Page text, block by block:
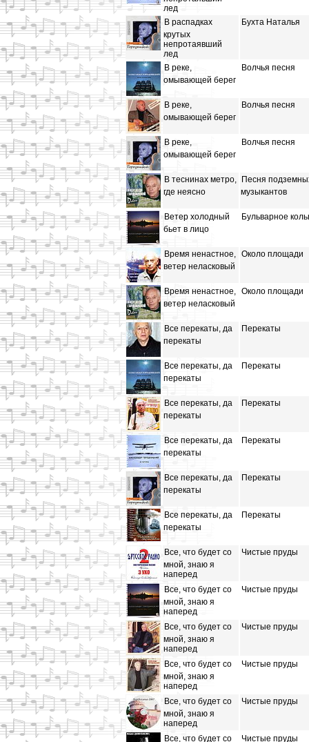
лед
В распадках
крутых
непротаявший
лед
Бухта Наталья
В реке,
омывающей берег
Волчья песня
В реке,
омывающей берег
Волчья песня
В реке,
омывающей берег
Волчья песня
В теснинах метро,
где неясно
Песня
музыкантов
Ветер холодный
бьет в лицо
Бульварное
Время ненастное,
ветер неласковый
Около площади
Время ненастное,
ветер неласковый
Около площади
Все перекаты, да
перекаты
Перекаты
Все перекаты, да
перекаты
Перекаты
Все перекаты, да
перекаты
Перекаты
Все перекаты, да
перекаты
Перекаты
Все перекаты, да
перекаты
Перекаты
Все перекаты, да
перекаты
Перекаты
Все, что будет со
мной, знаю я
наперед
Чистые пруды
Все, что будет со
мной, знаю я
наперед
Чистые пруды
Все, что будет со
мной, знаю я
наперед
Чистые пруды
Все, что будет со
мной, знаю я
наперед
Чистые пруды
Все, что будет со
мной, знаю я
наперед
Чистые пруды
Все, что будет со
Чистые пруды